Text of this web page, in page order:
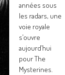
années sous
les radars, une
voie royale
s’ouvre
aujourd’hui
pour The
Mysterines.